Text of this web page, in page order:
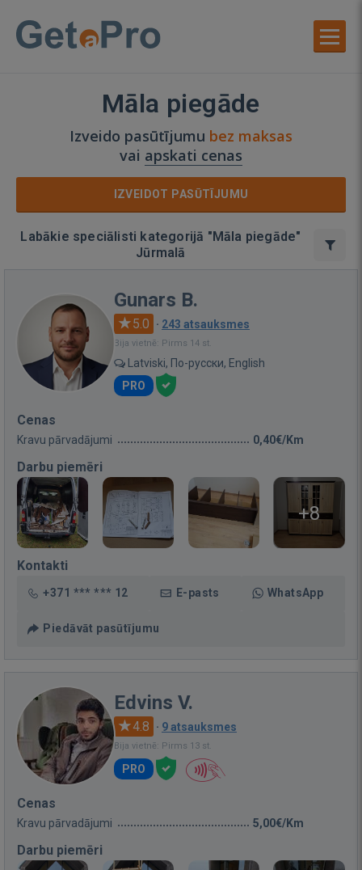
Māla piegāde
Izveido pasūtījumu bez maksas
vai apskati cenas
IZVEIDOT PASŪTĪJUMU
Labākie speciālisti kategorijā "Māla piegāde"
Jūrmalā
Gunars B.
5.0 · 243 atsauksmes
Bija vietnē: Pirms 14 st.
Latviski, По-русски, English
PRO
Cenas
Kravu pārvadājumi 0,40€/Km
Darbu piemēri
+8
Kontakti
+371 *** *** 12 E-pasts WhatsApp
Piedāvāt pasūtījumu
Edvins V.
4.8 · 9 atsauksmes
Bija vietnē: Pirms 13 st.
PRO
Cenas
Kravu pārvadājumi 5,00€/Km
Darbu piemēri